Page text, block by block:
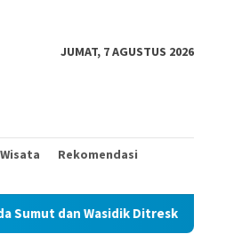
JUMAT, 7 AGUSTUS 2026
Wisata
Rekomendasi
Diduga Permainkan